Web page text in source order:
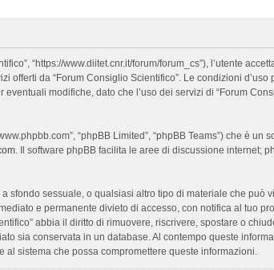
“https://www.diitet.cnr.it/forum/forum_cs”), l’utente
da “Forum Consiglio Scientifico”. Le condizioni
modifiche, dato che l’uso dei servizi di “Forum
“phpBB Limited”, “phpBB Teams”) che è
. Il software phpBB facilita le aree di discussione internet;
sessuale, o qualsiasi altro tipo di materiale che può
e permanente divieto di accesso, con notifica al tuo
abbia il diritto di rimuovere, riscrivere, spostare o
sia conservata in un database. Al contempo queste
sistema che possa compromettere queste informazioni.